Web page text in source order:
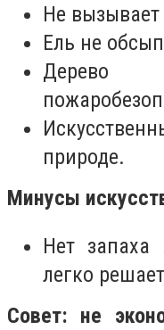
Не вызывает
Ель не
Дерево
природе.
Минусы
Нет
легко
Совет: не